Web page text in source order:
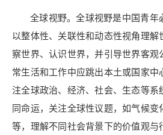
全球视野。全球视野是中国青
以整体性、关联性和动态性视角理
察世界、认识世界，并引导世界客
常生活和工作中应跳出本土或国家
注全球政治、经济、社会、生态等
同命运，关注全球性议题，如气候
等，理解不同社会背景下的价值观